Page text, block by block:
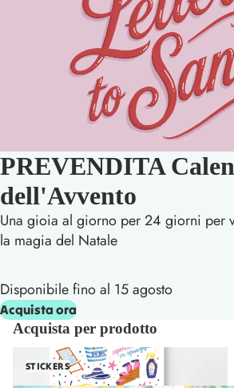
PREVENDITA
dell'Avvento
Una gioia al giorno per 24 giorni per
la magia del Natale
Disponibile fino al 15 agosto
Acquista ora
Acquista per prodotto
STICKERS